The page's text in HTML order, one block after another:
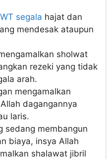
segala hajat dan
mendesak ataupun
sholwat
rezeki yang tidak
arah.
mengamalkan
dagangannya
laris.
sedang membangun
biaya, insya Allah
shalawat jibril